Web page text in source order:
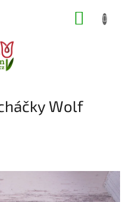
Wolf